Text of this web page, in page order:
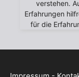
verstehen.
Erfahrungen
für die